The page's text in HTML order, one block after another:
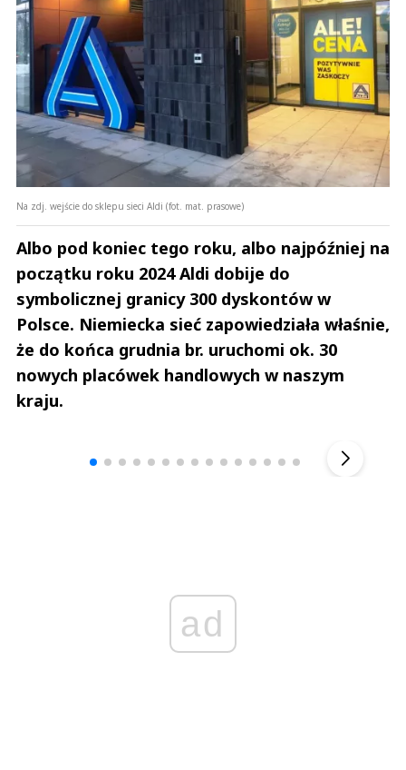
Na zdj. wejście do sklepu sieci Aldi (fot. mat. prasowe)
Albo pod koniec tego roku, albo najpóźniej na
początku roku 2024 Aldi dobije do
symbolicznej granicy 300 dyskontów w
Polsce. Niemiecka sieć zapowiedziała właśnie,
że do końca grudnia br. uruchomi ok. 30
nowych placówek handlowych w naszym
kraju.
ad